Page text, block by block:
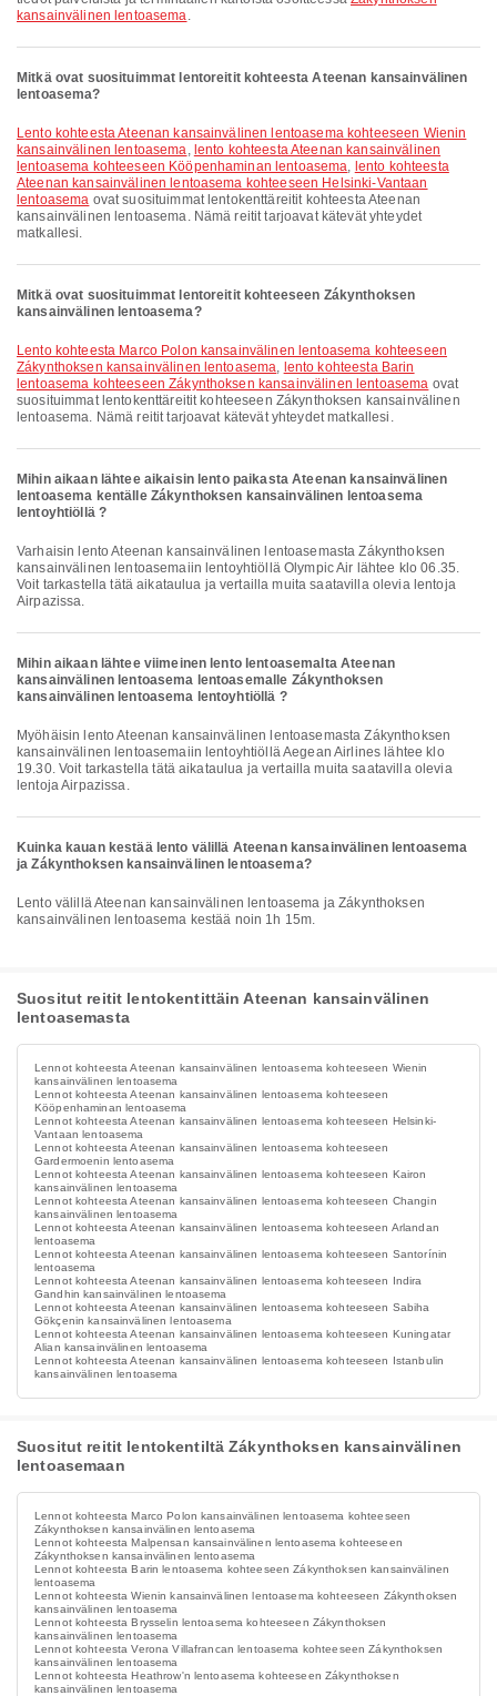
kansainvälinen lentoasema.
Mitkä ovat suosituimmat lentoreitit kohteesta Ateenan kansainvälinen
lentoasema?
lento kohteesta Ateenan kansainvälinen lentoasema kohteeseen Wienin
kansainvälinen lentoasema, lento kohteesta Ateenan kansainvälinen
lentoasema kohteeseen Kööpenhaminan lentoasema, lento kohteesta
Ateenan kansainvälinen lentoasema kohteeseen Helsinki-Vantaan
lentoasema ovat suosituimmat lentokenttäreitit kohteesta Ateenan
kansainvälinen lentoasema. Nämä reitit tarjoavat kätevät yhteydet
matkallesi.
Mitkä ovat suosituimmat lentoreitit kohteeseen Zákynthoksen
kansainvälinen lentoasema?
lento kohteesta Marco Polon kansainvälinen lentoasema kohteeseen
Zákynthoksen kansainvälinen lentoasema, lento kohteesta Barin
lentoasema kohteeseen Zákynthoksen kansainvälinen lentoasema ovat
suosituimmat lentokenttäreitit kohteeseen Zákynthoksen kansainvälinen
lentoasema. Nämä reitit tarjoavat kätevät yhteydet matkallesi.
Mihin aikaan lähtee aikaisin lento paikasta Ateenan kansainvälinen
lentoasema kentälle Zákynthoksen kansainvälinen lentoasema
lentoyhtiöllä ?
Varhaisin lento Ateenan kansainvälinen lentoasemasta Zákynthoksen
kansainvälinen lentoasemaiin lentoyhtiöllä Olympic Air lähtee klo 06.35.
Voit tarkastella tätä aikataulua ja vertailla muita saatavilla olevia lentoja
Airpazissa.
Mihin aikaan lähtee viimeinen lento lentoasemalta Ateenan
kansainvälinen lentoasema lentoasemalle Zákynthoksen
kansainvälinen lentoasema lentoyhtiöllä ?
Myöhäisin lento Ateenan kansainvälinen lentoasemasta Zákynthoksen
kansainvälinen lentoasemaiin lentoyhtiöllä Aegean Airlines lähtee klo
19.30. Voit tarkastella tätä aikataulua ja vertailla muita saatavilla olevia
lentoja Airpazissa.
Kuinka kauan kestää lento välillä Ateenan kansainvälinen lentoasema
ja Zákynthoksen kansainvälinen lentoasema?
Lento välillä Ateenan kansainvälinen lentoasema ja Zákynthoksen
kansainvälinen lentoasema kestää noin 1h 15m.
Suositut reitit lentokentittäin Ateenan kansainvälinen
lentoasemasta
Lennot kohteesta Ateenan kansainvälinen lentoasema kohteeseen Wienin
kansainvälinen lentoasema
Lennot kohteesta Ateenan kansainvälinen lentoasema kohteeseen
Kööpenhaminan lentoasema
Lennot kohteesta Ateenan kansainvälinen lentoasema kohteeseen Helsinki-
Vantaan lentoasema
Lennot kohteesta Ateenan kansainvälinen lentoasema kohteeseen
Gardermoenin lentoasema
Lennot kohteesta Ateenan kansainvälinen lentoasema kohteeseen Kairon
kansainvälinen lentoasema
Lennot kohteesta Ateenan kansainvälinen lentoasema kohteeseen Changin
kansainvälinen lentoasema
Lennot kohteesta Ateenan kansainvälinen lentoasema kohteeseen Arlandan
lentoasema
Lennot kohteesta Ateenan kansainvälinen lentoasema kohteeseen Santorínin
lentoasema
Lennot kohteesta Ateenan kansainvälinen lentoasema kohteeseen Indira
Gandhin kansainvälinen lentoasema
Lennot kohteesta Ateenan kansainvälinen lentoasema kohteeseen Sabiha
Gökçenin kansainvälinen lentoasema
Lennot kohteesta Ateenan kansainvälinen lentoasema kohteeseen Kuningatar
Alian kansainvälinen lentoasema
Lennot kohteesta Ateenan kansainvälinen lentoasema kohteeseen Istanbulin
kansainvälinen lentoasema
Suositut reitit lentokentiltä Zákynthoksen kansainvälinen
lentoasemaan
Lennot kohteesta Marco Polon kansainvälinen lentoasema kohteeseen
Zákynthoksen kansainvälinen lentoasema
Lennot kohteesta Malpensan kansainvälinen lentoasema kohteeseen
Zákynthoksen kansainvälinen lentoasema
Lennot kohteesta Barin lentoasema kohteeseen Zákynthoksen kansainvälinen
lentoasema
Lennot kohteesta Wienin kansainvälinen lentoasema kohteeseen Zákynthoksen
kansainvälinen lentoasema
Lennot kohteesta Brysselin lentoasema kohteeseen Zákynthoksen
kansainvälinen lentoasema
Lennot kohteesta Verona Villafrancan lentoasema kohteeseen Zákynthoksen
kansainvälinen lentoasema
Lennot kohteesta Heathrow'n lentoasema kohteeseen Zákynthoksen
kansainvälinen lentoasema